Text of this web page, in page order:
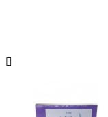
